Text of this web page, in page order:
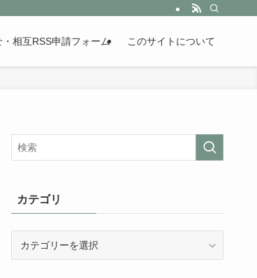
魅了するまとめサイトです。
・相互RSS申請フォーム このサイトについて
カテゴリ